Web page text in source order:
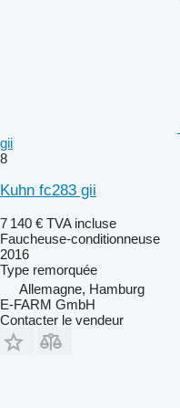
gii
8
Kuhn fc283 gii
7 140 € TVA incluse
Faucheuse-conditionneuse
2016
Type remorquée
Allemagne, Hamburg
E-FARM GmbH
Contacter le vendeur